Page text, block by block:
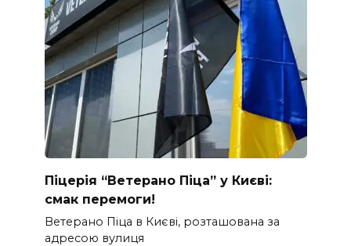
Піцерія “Ветерано Піца” у Києві:
смак перемоги!
Ветерано Піца в Києві, розташована за
адресою вулиця